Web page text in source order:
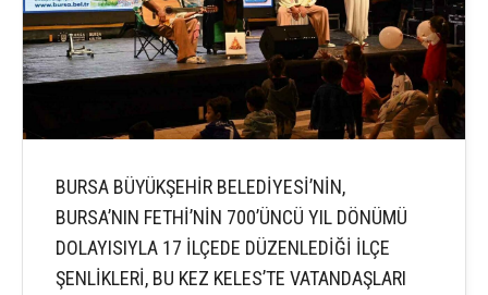
BURSA BÜYÜKŞEHİR BELEDİYESİ’NİN,
BURSA’NIN FETHİ’NİN 700’ÜNCÜ YIL DÖNÜMÜ
DOLAYISIYLA 17 İLÇEDE DÜZENLEDİĞİ İLÇE
ŞENLİKLERİ, BU KEZ KELES’TE VATANDAŞLARI